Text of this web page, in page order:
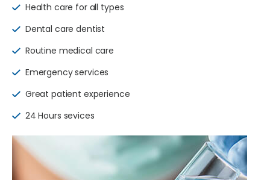
Health care for all types
Dental care dentist
Routine medical care
Emergency services
Great patient experience
24 Hours sevices